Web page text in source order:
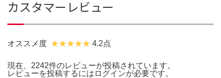
カスタマーレビュー
オススメ度 4.2点
現在、2242件のレビューが投稿されています。
レビューを投稿するには ログインが必要です。